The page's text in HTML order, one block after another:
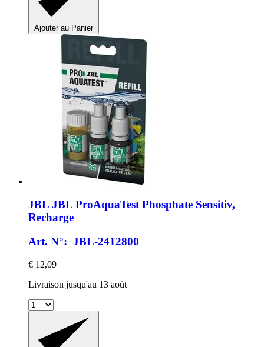
Ajouter au Panier
JBL JBL ProAquaTest Phosphate Sensitiv,
Recharge
Art. N°: JBL-2412800
€ 12,09
Livraison jusqu'au 13 août